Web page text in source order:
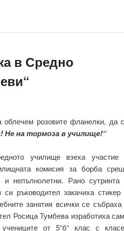
в Средно
розовите фланелки, да
Не на тормоза в училище!“
училище взеха участие
комисия за борба
и непълнолетни. Рано сутринта
ръководител закачиха стикер
занятия всички се събраха
Росица Тумбева изработиха
от 5“б“ клас с